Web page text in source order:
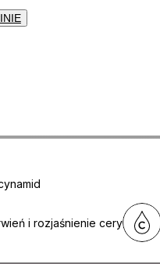
i rozjaśnienie cery